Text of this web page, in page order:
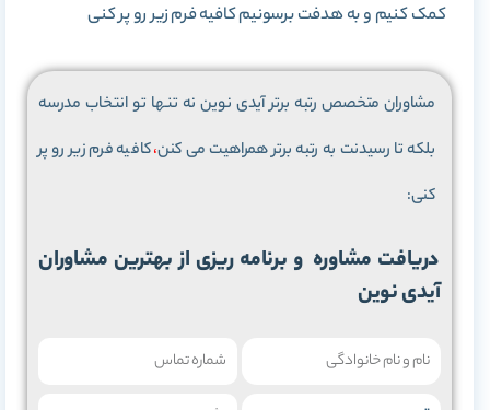
کمک کنیم و به هدفت برسونیم کافیه فرم زیر رو پر کنی
مشاوران متخصص رتبه برتر آیدی نوین نه تنها تو انتخاب مدرسه
بلکه تا رسیدنت به رتبه برتر همراهیت می کنن،کافیه فرم زیر رو پر
کنی:
دریافت مشاوره و برنامه ریزی از بهترین مشاوران
آیدی نوین